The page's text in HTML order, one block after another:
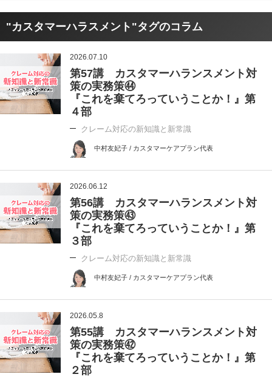
"カスタマーハラスメント"タグのコラム
2026.07.10
第57講 カスタマーハランスメント対
策の実務策㊹
『これを棄てろっていうことか！』第
４部
クレーム対応の新知識と新常識
中村友妃子 / カスタマーケアプラン代表
2026.06.12
第56講 カスタマーハランスメント対
策の実務策㊸
『これを棄てろっていうことか！』第
３部
クレーム対応の新知識と新常識
中村友妃子 / カスタマーケアプラン代表
2026.05.8
第55講 カスタマーハランスメント対
策の実務策㊷
『これを棄てろっていうことか！』第
２部